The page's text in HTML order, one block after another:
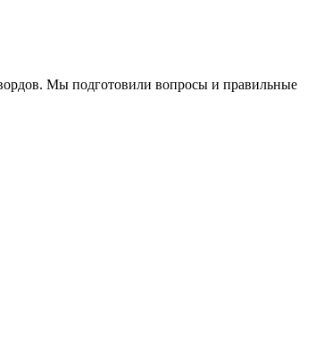
Мы подготовили вопросы и правильные